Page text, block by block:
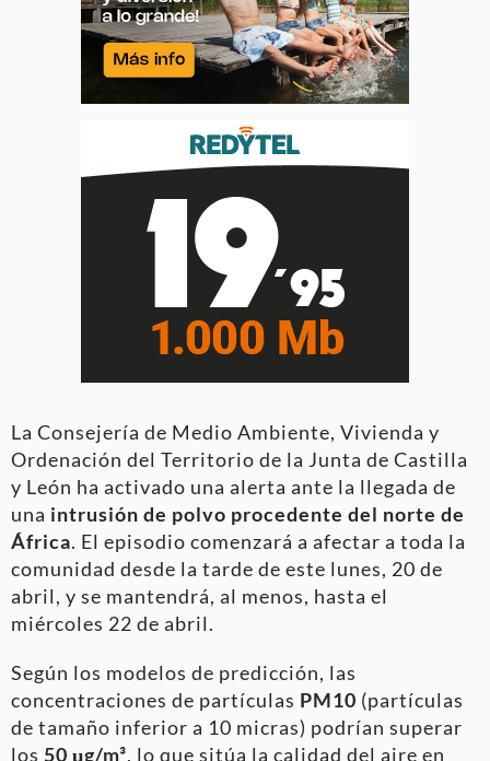
La Consejería de Medio Ambiente, Vivienda y
Ordenación del Territorio de la Junta de Castilla
y León ha activado una alerta ante la llegada de
una intrusión de polvo procedente del norte de
África. El episodio comenzará a afectar a toda la
comunidad desde la tarde de este lunes, 20 de
abril, y se mantendrá, al menos, hasta el
miércoles 22 de abril.
Según los modelos de predicción, las
concentraciones de partículas PM10 (partículas
de tamaño inferior a 10 micras) podrían superar
los 50 μg/m³, lo que sitúa la calidad del aire en